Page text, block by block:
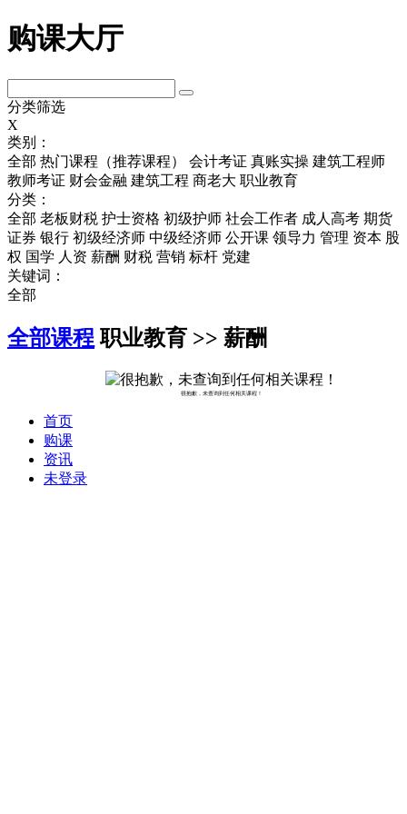
购课大厅
分类筛选
X
类别：
全部 热门课程（推荐课程） 会计考证 真账实操 建筑工程师
教师考证 财会金融 建筑工程 商老大 职业教育
分类：
全部 老板财税 护士资格 初级护师 社会工作者 成人高考 期货
证券 银行 初级经济师 中级经济师 公开课 领导力 管理 资本 股
权 国学 人资 薪酬 财税 营销 标杆 党建
关键词：
全部
全部课程 职业教育 >> 薪酬
很抱歉，未查询到任何相关课程！
首页
购课
资讯
未登录